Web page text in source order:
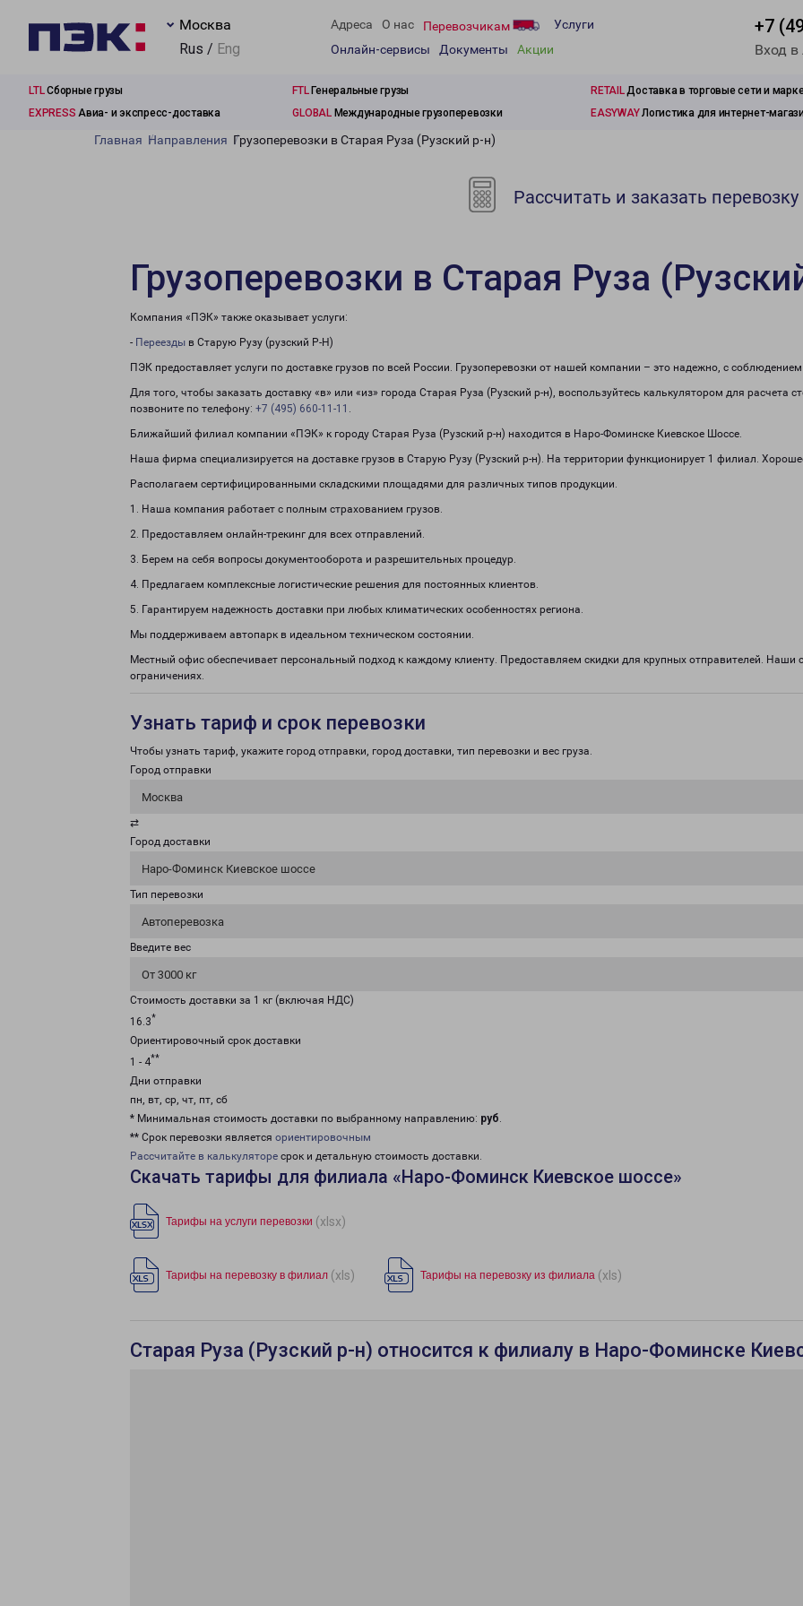
Москва
Rus / Eng
Адреса О нас Перевозчикам
Услуги
Онлайн-сервисы
Документы Акции
+7
Вход
LTLСборные грузы FTLГенеральные грузы RETAILДоставка в торговые сети и
EXPRESS Авиа- и экспресс-доставка GLOBALМеждународные грузоперевозки EASYWAYЛогистика для интернет-
Главная Направления Грузоперевозки в Старая Руза (Рузский р-н)
Рассчитать и заказать перевозку
Грузоперевозки в Старая Руза
Компания «ПЭК» также оказывает услуги:
- Переезды в Старую Рузу (рузский Р-Н)
ПЭК предоставляет услуги по доставке грузов по всей России. Грузоперевозки от нашей компании – это надежно, с
Для того, чтобы заказать доставку «в» или «из» города Старая Руза (Рузский р-н), воспользуйтесь калькулятором для расчета
позвоните по телефону: +7 (495) 660-11-11 .
Ближайший филиал компании «ПЭК» к городу Старая Руза (Рузский р-н) находится в Наро-Фоминске Киевское Шоссе.
Наша фирма специализируется на доставке грузов в Старую Рузу (Рузский р-н). На территории функционирует 1 филиал.
Располагаем сертифицированными складскими площадями для различных типов продукции.
1. Наша компания работает с полным страхованием грузов.
2. Предоставляем онлайн-трекинг для всех отправлений.
3. Берем на себя вопросы документооборота и разрешительных процедур.
4. Предлагаем комплексные логистические решения для постоянных клиентов.
5. Гарантируем надежность доставки при любых климатических особенностях региона.
Мы поддерживаем автопарк в идеальном техническом состоянии.
Местный офис обеспечивает персональный подход к каждому клиенту. Предоставляем скидки для крупных отправителей.
ограничениях.
Узнать тариф и срок перевозки
Чтобы узнать тариф, укажите город отправки, город доставки, тип перевозки и вес груза.
Город отправки
Москва
⇄
Город доставки
Наро-Фоминск Киевское шоссе
Тип перевозки
Автоперевозка
Введите вес
От 3000 кг
Стоимость доставки за 1 кг (включая НДС)
16.3*
Ориентировочный срок доставки
1 - 4**
Дни отправки
пн, вт, ср, чт, пт, сб
* Минимальная стоимость доставки по выбранному направлению: руб.
** Срок перевозки является ориентировочным
Рассчитайте в калькуляторе срок и детальную стоимость доставки.
Скачать тарифы для филиала «Наро-Фоминск Киевское шоссе»
Тарифы на услуги перевозки (xlsx)
Тарифы на перевозку в филиал (xls) Тарифы на перевозку из филиала (xls)
Старая Руза (Рузский р-н) относится к филиалу в Наро-Фоминске